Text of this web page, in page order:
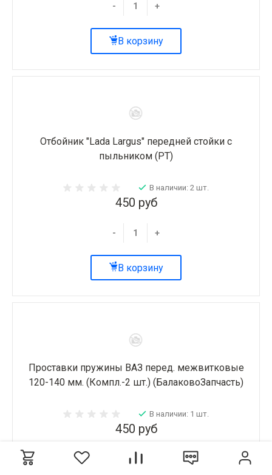
- +
В корзину
Отбойник "Lada Largus" передней стойки с
пыльником (РТ)
В наличии: 2 шт.
450 руб
- +
В корзину
Проставки пружины ВАЗ перед. межвитковые
120-140 мм. (Компл.-2 шт.) (БалаковоЗапчасть)
В наличии: 1 шт.
450 руб